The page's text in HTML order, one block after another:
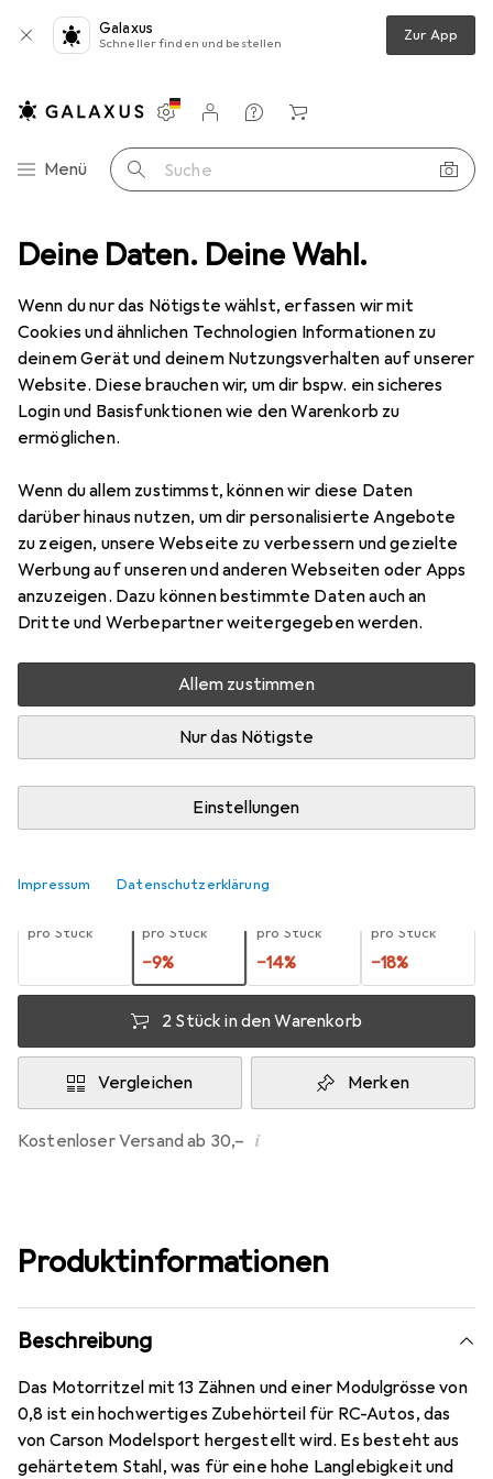
Deine Daten. Deine Wahl.
Wenn du nur das Nötigste wählst, erfassen wir mit
Cookies und ähnlichen Technologien Informationen zu
deinem Gerät und deinem Nutzungsverhalten auf unserer
Website. Diese brauchen wir, um dir bspw. ein sicheres
Login und Basisfunktionen wie den Warenkorb zu
ermöglichen.
Wenn du allem zustimmst, können wir diese Daten
darüber hinaus nutzen, um dir personalisierte Angebote
zu zeigen, unsere Webseite zu verbessern und gezielte
Werbung auf unseren und anderen Webseiten oder Apps
anzuzeigen. Dazu können bestimmte Daten auch an
Dritte und Werbepartner weitergegeben werden.
Allem zustimmen
Nur das Nötigste
Einstellungen
Impressum Datenschutzerklärung
Galaxus
Schneller finden und bestellen Zur App
Navigation nach Kategorien
Menü Suche
Einstellungen
Kundenkonto
Vergleichslisten
Merklisten
Warenkorb
RC Auto Zubehör Carson Motorritzel 13 Zähne M 0,8 Stahl gehär
2 Bilder
MENGENRABATT
Carson Motorritzel 13 Zähne M 0,8
Stahl gehär
Preis in EUR inkl. MwSt.
EUR
6,70
Bewertungen Marke
Zwischen Di, 18.8. und Do, 20.8. geliefert
Mehr als 10 Stück an Lager beim Lieferanten
Benachrichtigen, wenn schneller verfügbar
pro Stück
pro Stück
−9%
pro Stück
−14%
pro Stück
−18%
2 Stück in den Warenkorb
Vergleichen Merken
Kostenloser Versand ab 30,– i
Produktinformationen
Beschreibung
Das Motorritzel mit 13 Zähnen und einer Modulgrösse von
0,8 ist ein hochwertiges Zubehörteil für RC-Autos, das
von Carson Modelsport hergestellt wird. Es besteht aus
gehärtetem Stahl, was für eine hohe Langlebigkeit und